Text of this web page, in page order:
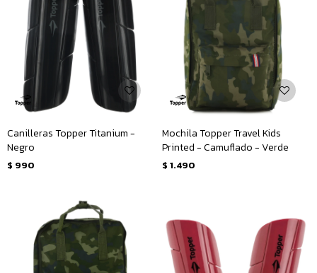
Canilleras Topper Titanium -
Negro
$ 990
Mochila Topper Travel Kids
Printed - Camuflado - Verde
$ 1.490